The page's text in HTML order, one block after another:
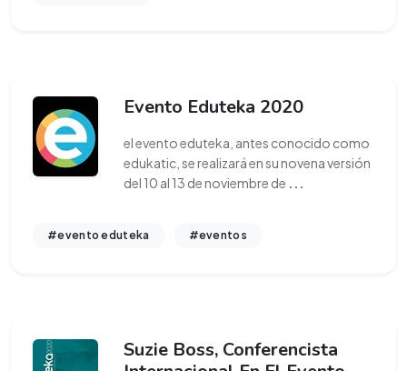
Evento Eduteka 2020
el evento eduteka, antes conocido como
edukatic, se realizará en su novena versión
del 10 al 13 de noviembre de ...
#evento eduteka #eventos
Suzie Boss, Conferencista